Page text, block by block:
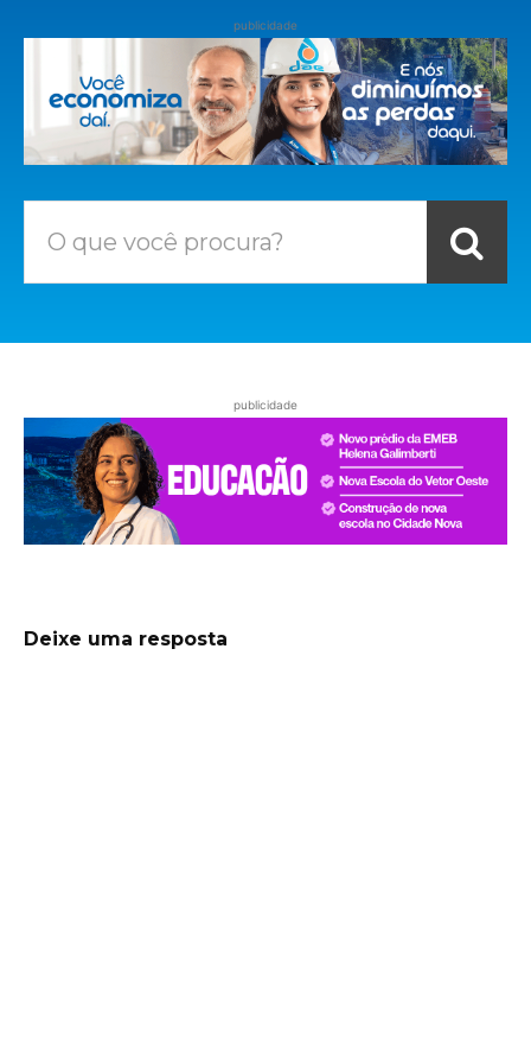
publicidade
O que você procura?
publicidade
Deixe uma resposta